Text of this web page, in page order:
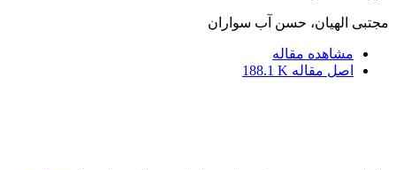
مجتبی الهیان، حسن آب سواران
مشاهده مقاله
اصل مقاله 188.1 K